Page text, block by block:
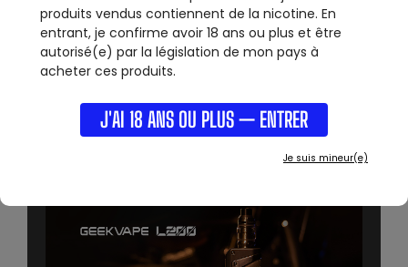
produits vendus contiennent de la nicotine. En
entrant, je confirme avoir 18 ans ou plus et être
autorisé(e) par la législation de mon pays à
acheter ces produits.
J'AI 18 ANS OU PLUS — ENTRER
Je suis mineur(e)
TIRAGE
Aerien
HAUTEUR
148mm
LONGUEUR
54mm 28mm